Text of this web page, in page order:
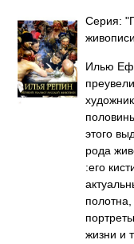
Серия:
Илью
этого
рода
:его
жизни и